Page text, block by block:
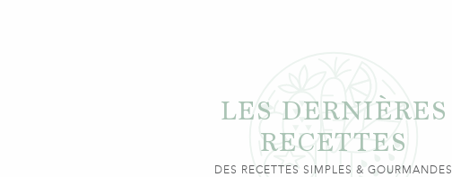
LES DERNIÈRES
RECETTES
DES RECETTES SIMPLES & GOURMANDES